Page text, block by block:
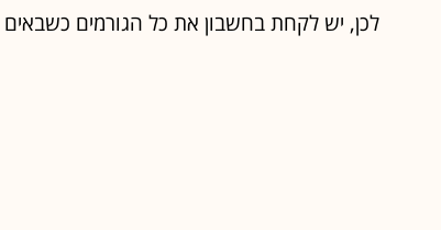
לכן, יש לקחת בחשבון את כל הגורמים